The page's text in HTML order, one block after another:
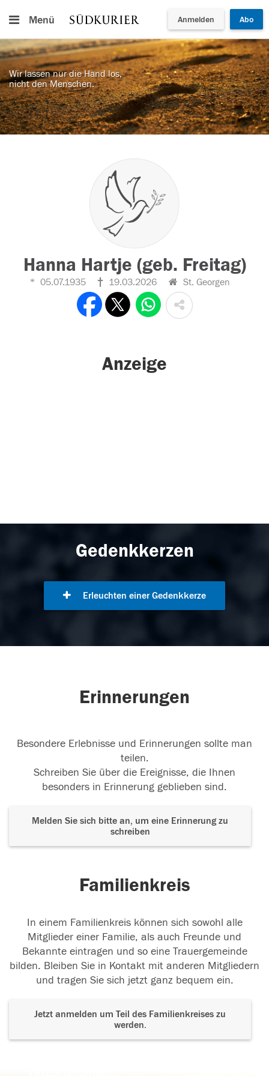
Menü Anmelden Abo
Wir lassen nur die Hand los,
nicht den Menschen.
Hanna Hartje (geb. Freitag)
05.07.1935 19.03.2026 St. Georgen
Anzeige
Gedenkkerzen
Erleuchten einer Gedenkkerze
Erinnerungen
Besondere Erlebnisse und Erinnerungen sollte man
teilen.
Schreiben Sie über die Ereignisse, die Ihnen
besonders in Erinnerung geblieben sind.
Melden Sie sich bitte an, um eine Erinnerung zu
schreiben
Familienkreis
In einem Familienkreis können sich sowohl alle
Mitglieder einer Familie, als auch Freunde und
Bekannte eintragen und so eine Trauergemeinde
bilden. Bleiben Sie in Kontakt mit anderen Mitgliedern
und tragen Sie sich jetzt ganz bequem ein.
Jetzt anmelden um Teil des Familienkreises zu
werden.